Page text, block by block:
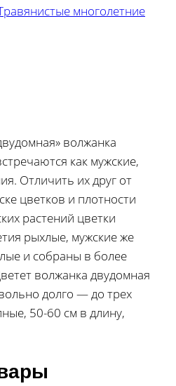
многолетние
волжанка
как мужские,
Отличить их друг от
цветков и плотности
растений цветки
рыхлые, мужские же
и собраны в более
волжанка двудомная
долго — до трех
50-60 см в длину,